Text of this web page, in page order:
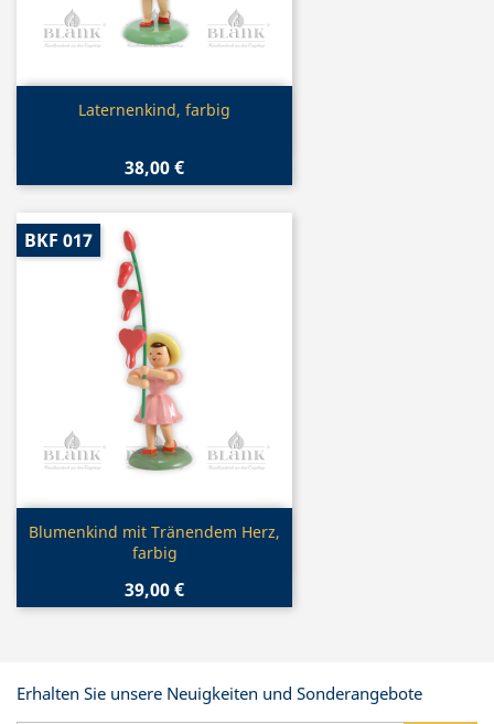
Vorschau
Laternenkind, farbig
38,00 €
Vorschau
Blumenkind mit Tränendem Herz,
farbig
39,00 €
BKF 017
Erhalten Sie unsere Neuigkeiten und Sonderangebote